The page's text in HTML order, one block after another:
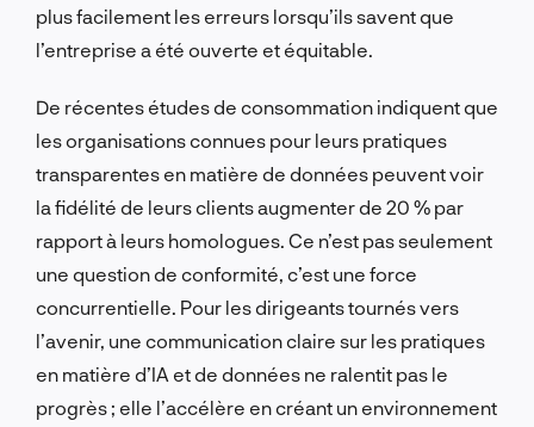
plus facilement les erreurs lorsqu’ils savent que
l’entreprise a été ouverte et équitable.
De récentes études de consommation indiquent que
les organisations connues pour leurs pratiques
transparentes en matière de données peuvent voir
la fidélité de leurs clients augmenter de 20 % par
rapport à leurs homologues. Ce n’est pas seulement
une question de conformité, c’est une force
concurrentielle. Pour les dirigeants tournés vers
l’avenir, une communication claire sur les pratiques
en matière d’IA et de données ne ralentit pas le
progrès ; elle l’accélère en créant un environnement